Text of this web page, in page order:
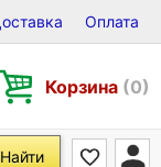
CD и DVDОплата
Корзина (0)
Найти